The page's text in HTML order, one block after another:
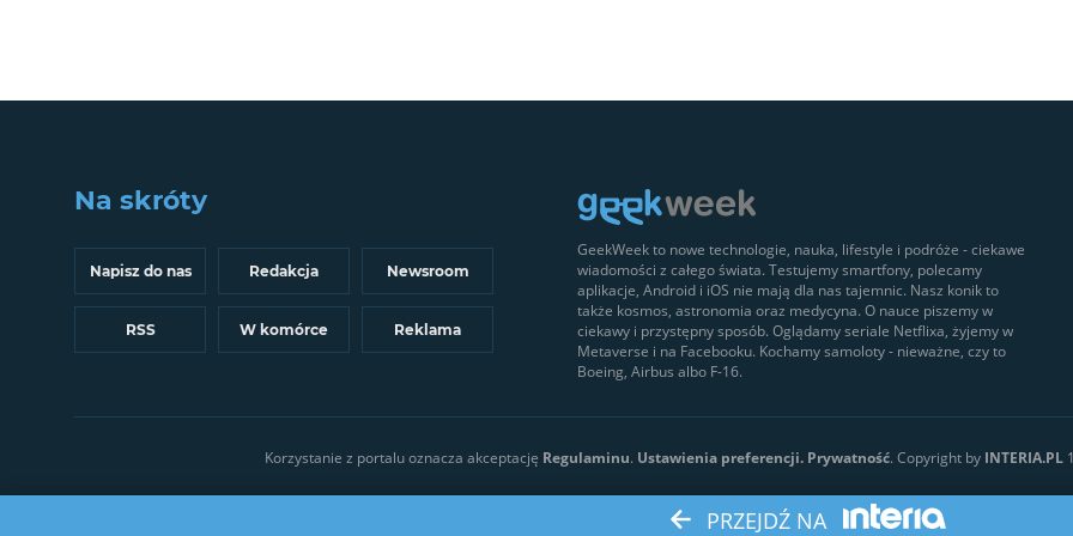
Na skróty
Napisz do nas Redakcja Newsroom
RSS W komórce Reklama
GeekWeek to nowe technologie, nauka, lifestyle i podróże - ciekawe
wiadomości z całego świata. Testujemy smartfony, polecamy
aplikacje, Android i iOS nie mają dla nas tajemnic. Nasz konik to
także kosmos, astronomia oraz medycyna. O nauce piszemy w
ciekawy i przystępny sposób. Oglądamy seriale Netflixa, żyjemy w
Metaverse i na Facebooku. Kochamy samoloty - nieważne, czy to
Boeing, Airbus albo F-16.
Korzystanie z portalu oznacza akceptację Regulaminu. Ustawienia preferencji. Prywatność. Copyright by INTERIA.PL
PRZEJDŹ NA